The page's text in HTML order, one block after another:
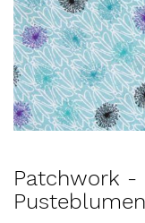
Anfang
der
Patchwork